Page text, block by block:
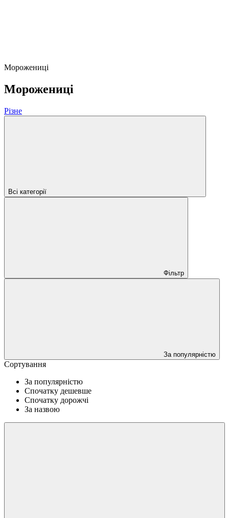
Морожениці
Морожениці
Різне
Всі категорії
Фільтр
За популярністю
Сортування
За популярністю
Спочатку дешевше
Спочатку дорожчі
За назвою